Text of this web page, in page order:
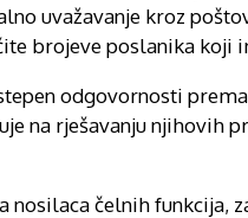
uvažavanje kroz
brojeve poslanika koji
odgovornosti
na rješavanju
nosilaca čelnih funkcija,